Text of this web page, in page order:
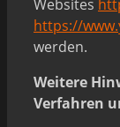
Websites
https://
werden.
Weitere
Verfahren